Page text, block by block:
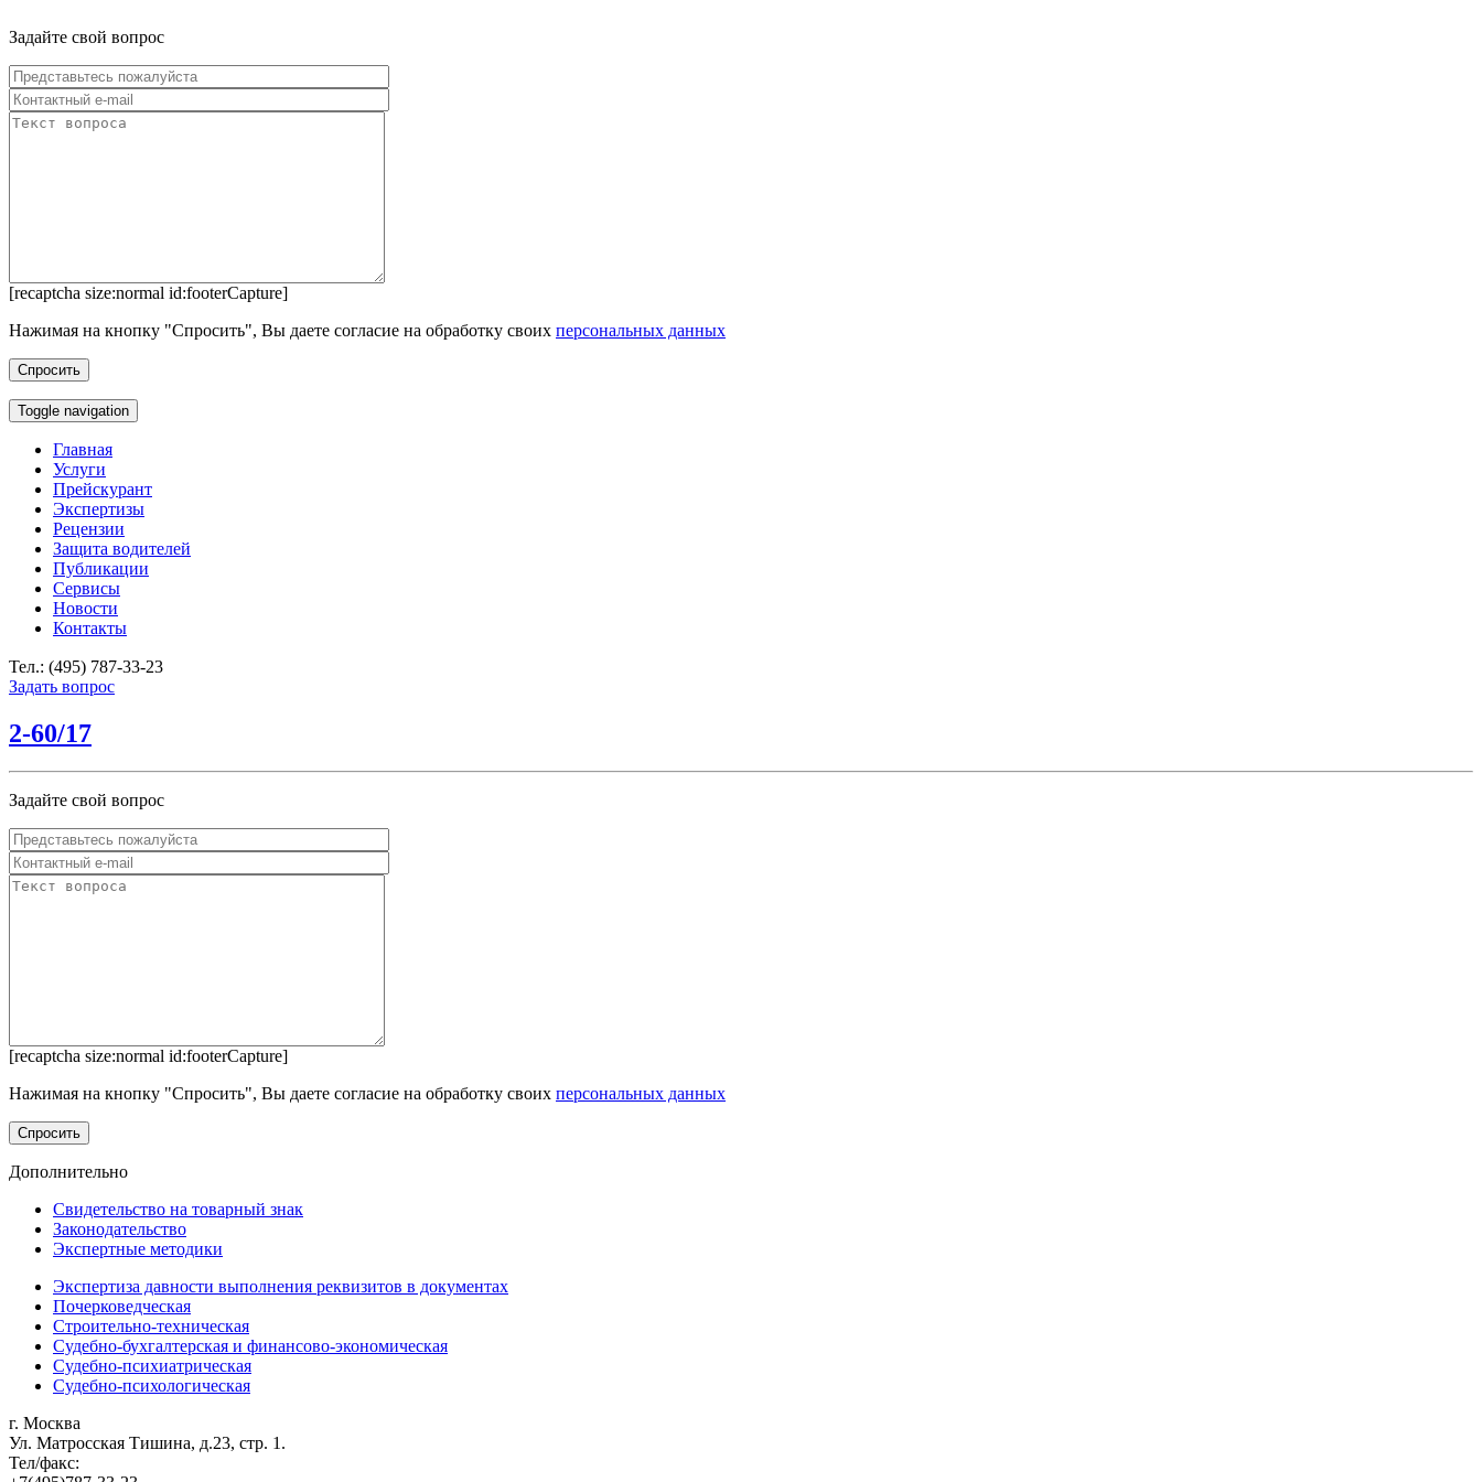
Задайте свой вопрос
[recaptcha size:normal id:footerCapture]
Нажимая на кнопку "Спросить", Вы даете согласие на обработку своих персональных данных
Toggle navigation
Главная
Услуги
Прейскурант
Экспертизы
Рецензии
Защита водителей
Публикации
Сервисы
Новости
Контакты
Тел.: (495) 787-33-23
Задать вопрос
2-60/17
Задайте свой вопрос
[recaptcha size:normal id:footerCapture]
Нажимая на кнопку "Спросить", Вы даете согласие на обработку своих персональных данных
Дополнительно
Свидетельство на товарный знак
Законодательство
Экспертные методики
Экспертиза давности выполнения реквизитов в документах
Почерковедческая
Строительно-техническая
Судебно-бухгалтерская и финансово-экономическая
Судебно-психиатрическая
Судебно-психологическая
г. Москва
Ул. Матросская Тишина, д.23, стр. 1.
Тел/факс: